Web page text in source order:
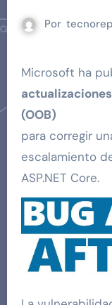
Por
Microsoft ha
(OOB)
para corregir
escalamiento
ASP.NET Core.